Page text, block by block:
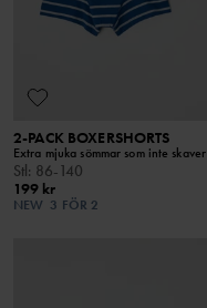
2-PACK BOXERSHORTS
Extra mjuka sömmar som inte skaver
Stl: 86-140
199 kr
NEW 3 FÖR 2